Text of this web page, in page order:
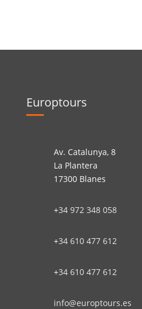
Europtours
Av. Catalunya, 8
La Plantera
17300 Blanes
+34 972 348 058
+34 610 477 612
+34 610 477 612
info@europtours.es